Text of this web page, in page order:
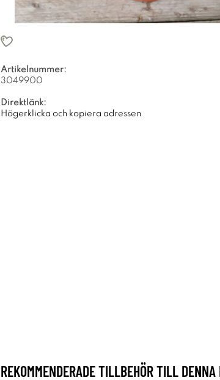
Artikelnummer:
3049900
Direktlänk:
Högerklicka och kopiera adressen
REKOMMENDERADE TILLBEHÖR TILL DENNA